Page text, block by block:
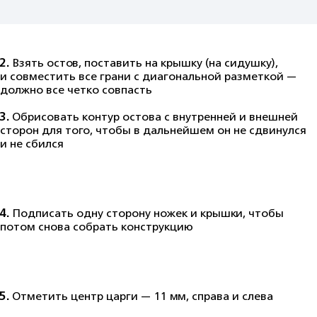
2. Взять остов, поставить на крышку (на сидушку),
и совместить все грани с диагональной разметкой —
должно все четко совпасть
3.Обрисовать контур остова с внутренней и внешней
сторон для того, чтобы в дальнейшем он не сдвинулся
и не сбился
4. Подписать одну сторону ножек и крышки, чтобы
потом снова собрать конструкцию
5.Отметить центр царги — 11 мм, справа и слева